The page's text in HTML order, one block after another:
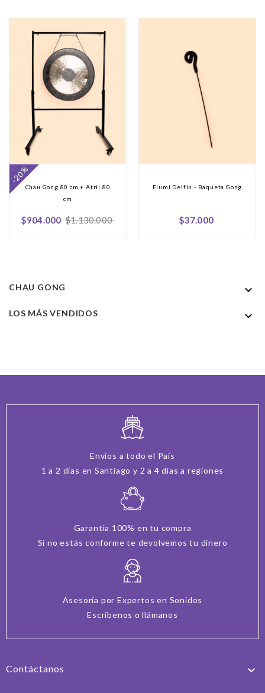
Chau Gong 80 cm + Atril 80
cm
Precio
$904.000 Precio
$1.130.000
-20%
Flumi Delfin - Baqueta Gong
Precio
$37.000
CHAU GONG 
LOS MÁS VENDIDOS 
Envíos a todo el País
1 a 2 días en Santiago y 2 a 4 días a regiones
Garantía 100% en tu compra
Si no estás conforme te devolvemos tu dinero
Asesoría por Expertos en Sonidos
Escríbenos o llámanos
Contáctanos 